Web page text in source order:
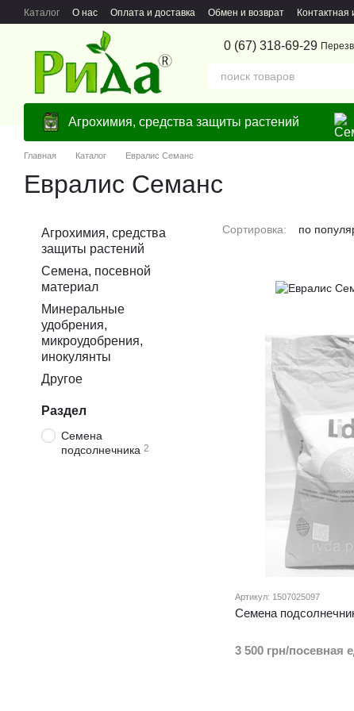
Перейти к основному контенту
Каталог О нас Оплата и доставка Обмен и возврат
0 (67) 318-69-29
Агрохимия, средства защиты растений
Главная Каталог Евралис Семанс
Евралис Семанс
Сортировка: по
Артикул: 1507025097
Семена
3 500 грн/посевная
Агрохимия, средства
защиты растений
Семена, посевной
материал
Минеральные
удобрения,
микроудобрения,
инокулянты
Другое
Раздел
Семена
подсолнечника 2